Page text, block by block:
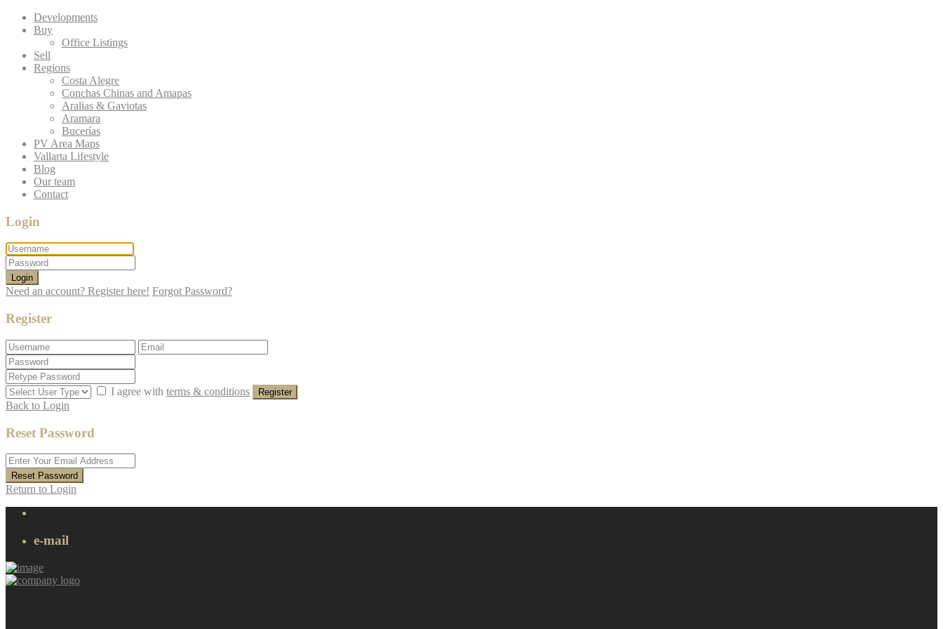
Developments
Buy
Office Listings
Sell
Regions
Costa Alegre
Conchas Chinas and Amapas
Aralias & Gaviotas
Aramara
Bucerías
PV Area Maps
Vallarta Lifestyle
Blog
Our team
Contact
Login
Login
Need an account? Register here! Forgot Password?
Register
I agree with terms & conditions Register
Back to Login
Reset Password
Reset Password
Return to Login
e-mail